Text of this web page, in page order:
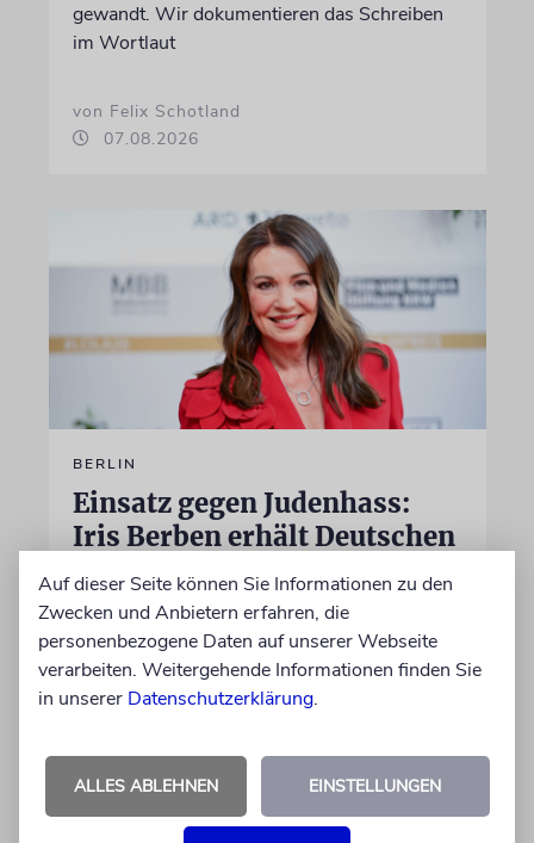
gewandt. Wir dokumentieren das Schreiben
im Wortlaut
von Felix Schotland
07.08.2026
BERLIN
Einsatz gegen Judenhass:
Iris Berben erhält Deutschen
Kulturpolitikpreis
Die Schauspielerin steht nicht nur vor der
Kamera, sondern engagiert sich auch
ehrenamtlich. Der Deutsche Kulturrat würdigt
diese Leistung mit einem Preis. Igor Levit ist
07.08.2026
Auf dieser Seite können Sie Informationen zu den
Zwecken und Anbietern erfahren, die
personenbezogene Daten auf unserer Webseite
verarbeiten. Weitergehende Informationen finden Sie
in unserer Datenschutzerklärung.
ALLES ABLEHNEN EINSTELLUNGEN